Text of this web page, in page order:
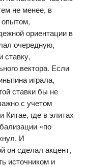
не менее, в
опытом,
ориентации в
очередную,
ставку,
вектора. Если
играла,
ставки бы не
с учетом
Китае, где в элитах
«по
И
он сделал акцент,
источником и